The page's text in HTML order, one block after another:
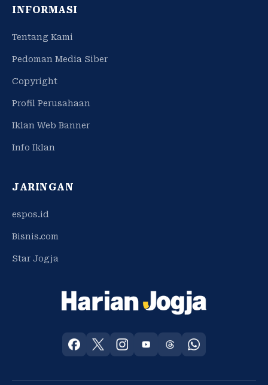
INFORMASI
Tentang Kami
Pedoman Media Siber
Copyright
Profil Perusahaan
Iklan Web Banner
Info Iklan
JARINGAN
espos.id
Bisnis.com
Star Jogja